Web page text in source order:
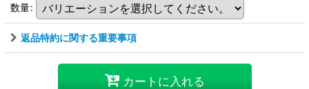
数量:
返品特約に関する重要事項
カートに入れる